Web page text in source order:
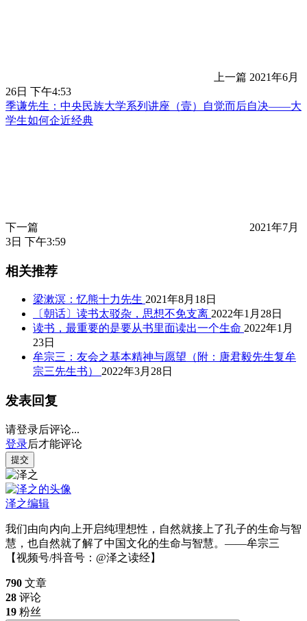
上一篇 2021年6月
26日 下午4:53
季谦先生：中央民族大学系列讲座（壹）自觉而后自决——大
学生如何企近经典
下一篇
2021年7月
3日 下午3:59
相关推荐
梁漱溟：忆熊十力先生 2021年8月18日
〔朝话〕读书太驳杂，思想不免支离 2022年1月28日
读书，最重要的是要从书里面读出一个生命 2022年1月
23日
牟宗三：友会之基本精神与愿望（附：唐君毅先生复牟
宗三先生书）
2022年3月28日
发表回复
请登录后评论...
登录后才能评论
提交
泽之编辑
我们由向内向上开启纯理想性，自然就接上了孔子的生命与智
慧，也自然就了解了中国文化的生命与智慧。——牟宗三
【视频号/抖音号：@泽之读经】
790 文章
28 评论
19 粉丝